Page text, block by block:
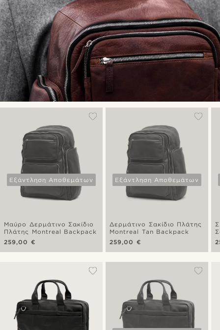
Εξάντληση Αποθεμάτων
Μαύρο Δερμάτινο Σακίδιο
Πλάτης Montreal Backpack
259,00 €
Εξάντληση Αποθεμάτων
Δερμάτινο Σακίδιο Πλάτης
Montreal Tan Backpack
259,00 €